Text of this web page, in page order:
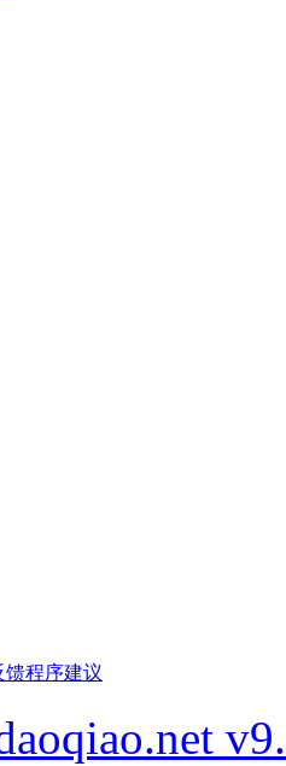
馈程序建议